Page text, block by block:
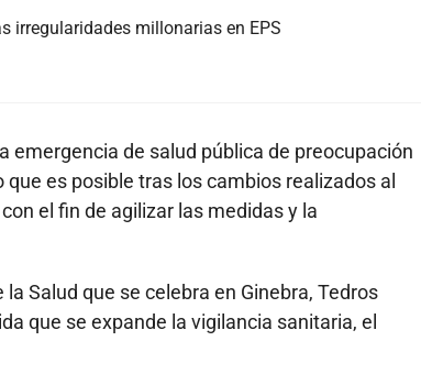
irregularidades millonarias en EPS
emergencia de salud pública de preocupación
es posible tras los cambios realizados al
con el fin de agilizar las medidas y la
Salud que se celebra en Ginebra, Tedros
que se expande la vigilancia sanitaria, el